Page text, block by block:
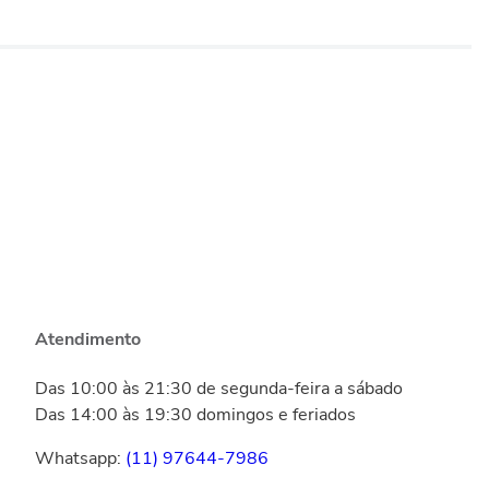
Atendimento
Das 10:00 às 21:30 de segunda-feira a sábado
Das 14:00 às 19:30 domingos e feriados
Whatsapp: (11) 97644-7986